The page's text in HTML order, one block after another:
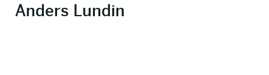
Anders Lundin